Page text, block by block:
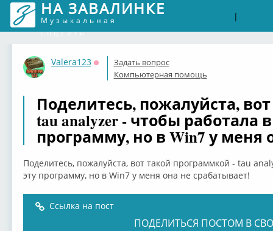
НА ЗАВАЛИНКЕ
Музыкальная
соцсеть
|
Valera123
Оффлайн
Задать вопрос
Компьютерная помощь
Поделитесь, пожалуйста,
tau analyzer - чтобы работала
программу, но в Win7 у меня
Поделитесь, пожалуйста, вот такой программкой - tau
эту программу, но в Win7 у меня она не срабатывает!
Ссылка на пост
ПОДЕЛИТЬСЯ ПОСТОМ В